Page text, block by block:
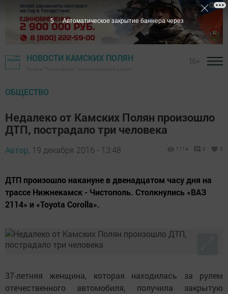
НОВОСТИ КАМСКИХ ПОЛЯН
ОБЩЕСТВО
Недалеко от Камских Полян произошло
ДТП, пострадало три человека
Автор, 19 декабря 2016 - 13:48 1114 0 0
ДТП произошло накануне в двенадцатом часу дня на
трассе Нижнекамск - Чистополь. Столкнулись «ВАЗ
2114» и «Toyota Corolla».
37-летняя женщина, которая находилась за рулем
отечественного автомобиля, получила закрытую
4 Автоматическое закрытие баннера через